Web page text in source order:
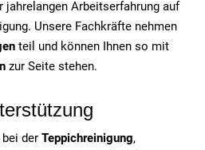
jahrelangen Arbeitserfahrung auf
Unsere Fachkräfte nehmen
teil und können Ihnen so mit
zur Seite stehen.
der Teppichreinigung,